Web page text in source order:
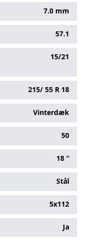
7.0 mm
57.1
15/21
215/ 55 R 18
Vinterdæk
50
18 “
Stål
5x112
Ja